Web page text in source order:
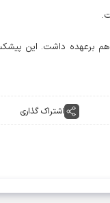
هم برعهده داشت. این
اشتراک گذاری